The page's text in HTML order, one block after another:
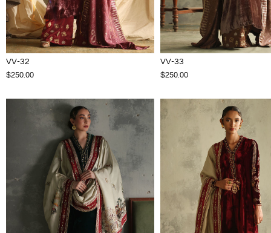
VV-32
$250.00
VV-33
$250.00